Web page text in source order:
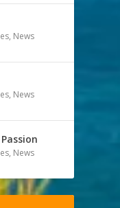
, News
, News
, News